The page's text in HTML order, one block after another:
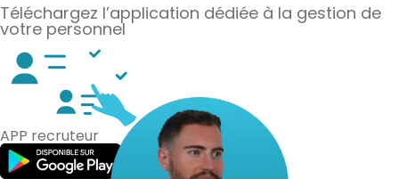
Téléchargez l’application dédiée à la gestion de
votre personnel
APP recruteur